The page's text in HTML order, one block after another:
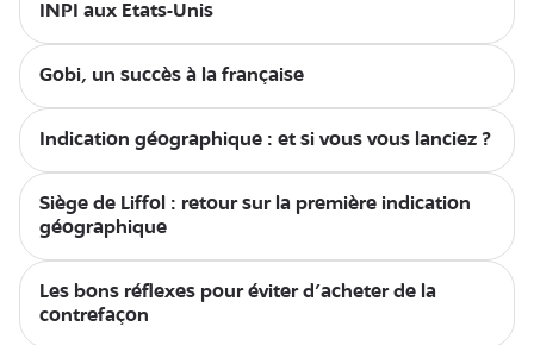
INPI aux Etats-Unis
Gobi, un succès à la française
Indication géographique : et si vous vous lanciez ?
Siège de Liffol : retour sur la première indication
géographique
Les bons réflexes pour éviter d’acheter de la
contrefaçon